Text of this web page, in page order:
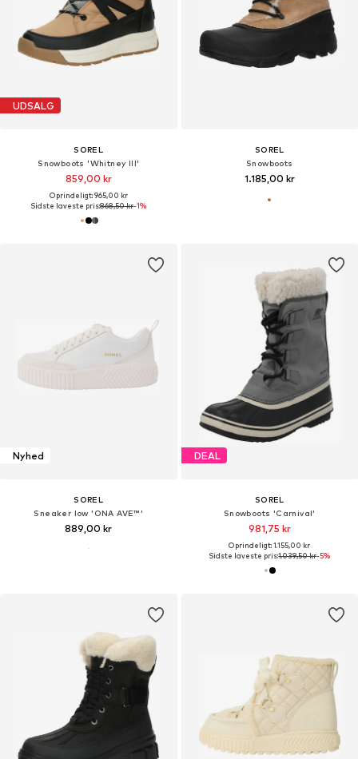
UDSALG
SOREL
Snowboots 'Whitney III'
859,00 kr
Oprindeligt: 965,00 kr
Sidste laveste pris:868,50 kr-1%
SOREL
Snowboots
1.185,00 kr
Nyhed
SOREL
Sneaker low 'ONA AVE™'
889,00 kr
DEAL
SOREL
Snowboots 'Carnival'
981,75 kr
Oprindeligt: 1.155,00 kr
Sidste laveste pris:1.039,50 kr-5%